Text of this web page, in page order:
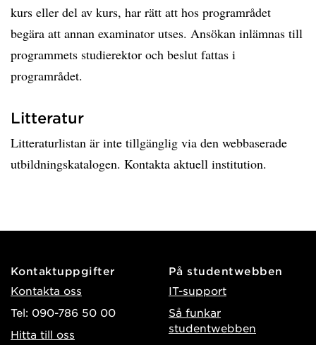
kurs eller del av kurs, har rätt att hos programrådet
begära att annan examinator utses. Ansökan inlämnas till
programmets studierektor och beslut fattas i
programrådet.
Litteratur
Litteraturlistan är inte tillgänglig via den webbaserade
utbildningskatalogen. Kontakta aktuell institution.
Kontaktuppgifter
Kontakta oss
Tel: 090-786 50 00
Hitta till oss
På studentwebben
IT-support
Så funkar
studentwebben